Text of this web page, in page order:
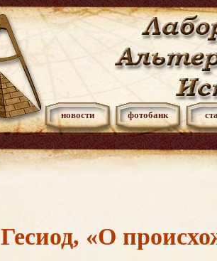
новости фотобанк
Гесиод, «О